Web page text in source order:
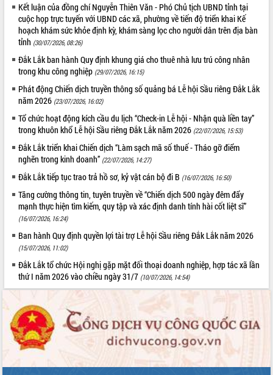
Kết luận của đồng chí Nguyễn Thiên Văn - Phó Chủ tịch UBND tỉnh tại
cuộc họp trực tuyến với UBND các xã, phường về tiến độ triển khai Kế
hoạch khám sức khỏe định kỳ, khám sàng lọc cho người dân trên địa bàn
tỉnh (30/07/2026, 08:26)
Đắk Lắk ban hành Quy định khung giá cho thuê nhà lưu trú công nhân
trong khu công nghiệp (29/07/2026, 16:15)
Phát động Chiến dịch truyền thông số quảng bá Lễ hội Sầu riêng Đắk Lắk
năm 2026 (23/07/2026, 16:02)
Tổ chức hoạt động kích cầu du lịch “Check-in Lễ hội - Nhận quà liền tay”
trong khuôn khổ Lễ hội Sầu riêng Đắk Lắk năm 2026 (22/07/2026, 15:53)
Đắk Lắk triển khai Chiến dịch “Làm sạch mã số thuế - Tháo gỡ điểm
nghẽn trong kinh doanh” (22/07/2026, 14:27)
Đắk Lắk tiếp tục trao trả hồ sơ, kỷ vật cán bộ đi B (16/07/2026, 16:50)
Tăng cường thông tin, tuyên truyền về “Chiến dịch 500 ngày đêm đẩy
mạnh thực hiện tìm kiếm, quy tập và xác định danh tính hài cốt liệt sĩ”
(16/07/2026, 16:24)
Ban hành Quy định quyền lợi tài trợ Lễ hội Sầu riêng Đắk Lắk năm 2026
(15/07/2026, 11:02)
Đắk Lắk tổ chức Hội nghị gặp mặt đối thoại doanh nghiệp, hợp tác xã lần
thứ I năm 2026 vào chiều ngày 31/7 (10/07/2026, 14:54)